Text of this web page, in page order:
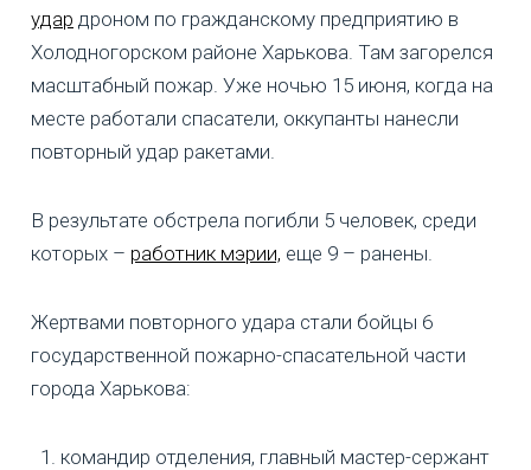
удар дроном по гражданскому предприятию в
Холодногорском районе Харькова. Там загорелся
масштабный пожар. Уже ночью 15 июня, когда на
месте работали спасатели, оккупанты нанесли
повторный удар ракетами.
В результате обстрела погибли 5 человек, среди
которых – работник мэрии, еще 9 – ранены.
Жертвами повторного удара стали бойцы 6
государственной пожарно-спасательной части
города Харькова:
командир отделения, главный мастер-сержант